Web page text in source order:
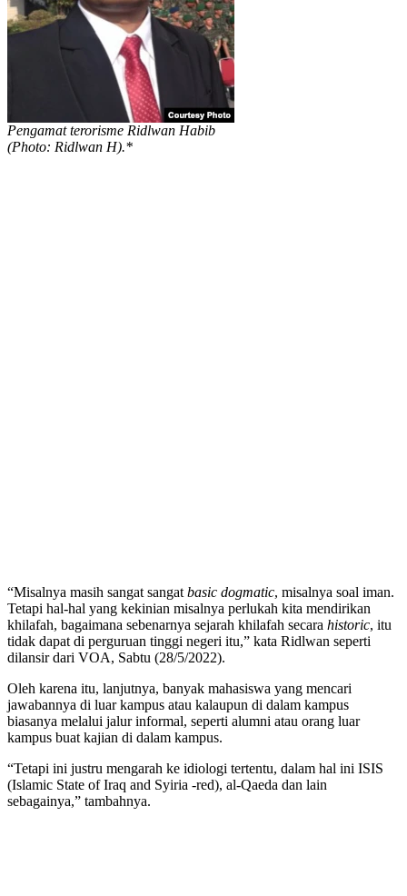
Pengamat terorisme Ridlwan Habib
(Photo: Ridlwan H).*
“Misalnya masih sangat sangat basic dogmatic, misalnya soal iman.
Tetapi hal-hal yang kekinian misalnya perlukah kita mendirikan
khilafah, bagaimana sebenarnya sejarah khilafah secara historic, itu
tidak dapat di perguruan tinggi negeri itu,” kata Ridlwan seperti
dilansir dari VOA, Sabtu (28/5/2022).
Oleh karena itu, lanjutnya, banyak mahasiswa yang mencari
jawabannya di luar kampus atau kalaupun di dalam kampus
biasanya melalui jalur informal, seperti alumni atau orang luar
kampus buat kajian di dalam kampus.
“Tetapi ini justru mengarah ke idiologi tertentu, dalam hal ini ISIS
(Islamic State of Iraq and Syiria -red), al-Qaeda dan lain
sebagainya,” tambahnya.